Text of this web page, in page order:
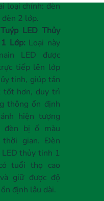
loại chính: đèn
đèn 2 lớp.
LED Thủy
Lớp: Loại này
LED được
tiếp lên lớp
tinh, giúp tản
tốt hơn, duy trì
thông ổn định
hiện tượng
đèn bị ố màu
thời gian. Đèn
LED thủy tinh 1
tuổi thọ cao
giữ được độ
định lâu dài.